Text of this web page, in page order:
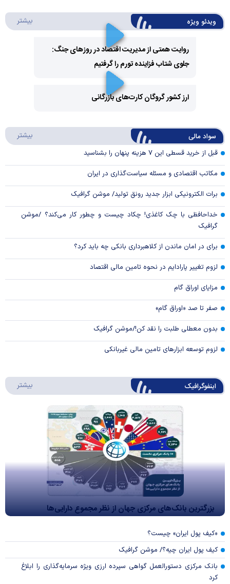
ویدئو ویژه بیشتر
Play
Video
روایت همتی از مدیریت اقتصاد در روزهای جنگ:
جلوی شتاب فزاینده تورم را گرفتیم
Video
ارز کشور گروگان کارت‌های بازرگانی
سواد مالی بیشتر
قبل از خرید قسطی این ۷ هزینه پنهان را بشناسید
مکاتب اقتصادی و مسئله سیاست‌گذاری در ایران
برات الکترونیکی ابزار جدید رونق تولید/ موشن گرافیک
خداحافظی با چک کاغذی! چکاد چیست و چطور کار می‌کند؟ /موشن
گرافیک
برای در امان ماندن از کلاهبرداری بانکی چه باید کرد؟
لزوم تغییر پارادایم در نحوه تامین مالی اقتصاد
مزایای اوراق گام
صفر تا صد «اوراق گام»
بدون معطلی طلبت را نقد کن!/موشن گرافیک
لزوم توسعه ابزارهای تامین مالی غیربانکی
اینفوگرافیک بیشتر
بزرگترین بانک‌های مرکزی جهان از نظر مجموع دارایی‌ها
«کیف پول ایران» چیست؟
کیف پول ایران چیه؟/ موشن گرافیک
بانک مرکزی دستورالعمل گواهی سپرده ارزی ویژه سرمایه‌گذاری را ابلاغ
کرد